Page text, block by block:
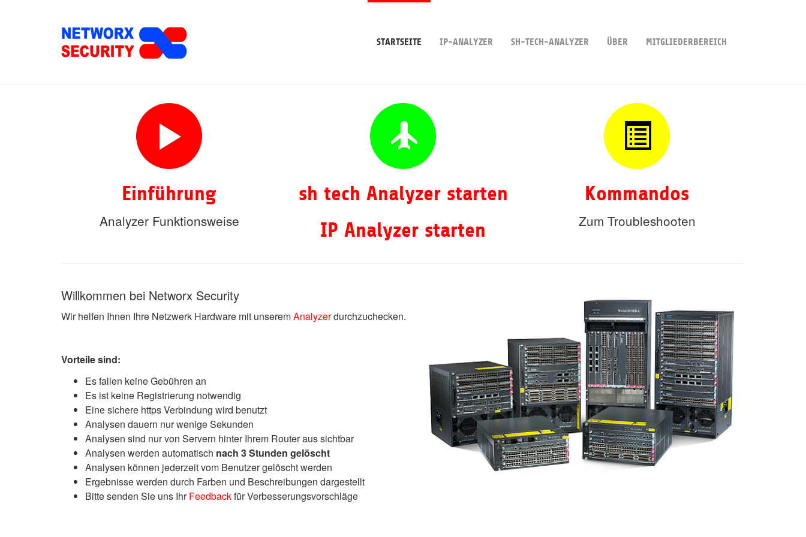
STARTSEITE IP-ANALYZER SH-TECH-ANALYZER ÜBER MITGLIEDERBEREICH
Einführung
Analyzer Funktionsweise
sh tech Analyzer starten
IP Analyzer starten
Kommandos
Zum Troubleshooten
Willkommen bei Networx Security
Wir helfen Ihnen Ihre Netzwerk Hardware mit unseremAnalyzerdurchzuchecken.
Vorteile sind:
Es fallen keine Gebühren an
Es ist keine Registrierung notwendig
Eine sichere https Verbindung wird benutzt
Analysen dauern nur wenige Sekunden
Analysen sind nur von Servern hinter Ihrem Router aus sichtbar
Analysen werden automatisch nach 3 Stunden gelöscht
Analysen können jederzeit vom Benutzer gelöscht werden
Ergebnisse werden durch Farben und Beschreibungen dargestellt
Bitte senden Sie uns IhrFeedbackfür Verbesserungsvorschläge